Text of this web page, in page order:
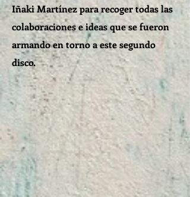
Iñaki Martínez para recoger todas las
colaboraciones e ideas que se fueron
armando en torno a este segundo
disco.